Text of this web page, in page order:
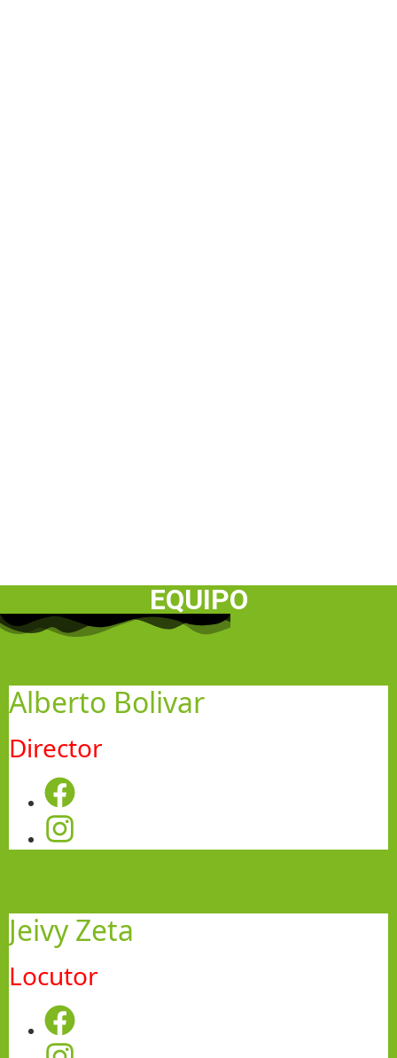
EQUIPO
Alberto Bolivar
Director
Jeivy Zeta
Locutor